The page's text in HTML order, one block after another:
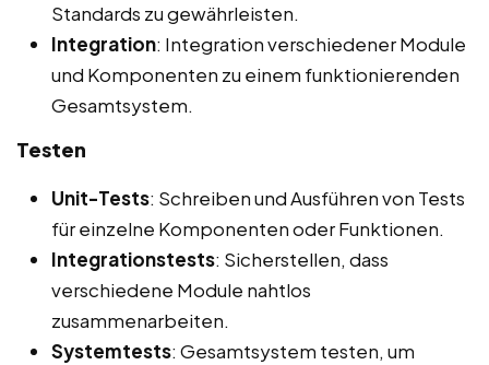
Standards zu gewährleisten.
Integration: Integration verschiedener Module
und Komponenten zu einem funktionierenden
Gesamtsystem.
Testen
Unit-Tests: Schreiben und Ausführen von Tests
für einzelne Komponenten oder Funktionen.
Integrationstests: Sicherstellen, dass
verschiedene Module nahtlos
zusammenarbeiten.
Systemtests: Gesamtsystem testen, um